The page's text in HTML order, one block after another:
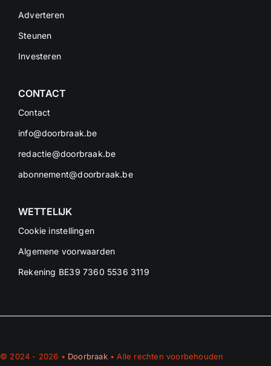
Adverteren
Steunen
Investeren
CONTACT
Contact
info@doorbraak.be
redactie@doorbraak.be
abonnement@doorbraak.be
WETTELIJK
Cookie instellingen
Algemene voorwaarden
Rekening BE39 7360 5536 3119
© 2024 - 2026 • Doorbraak• Alle rechten voorbehouden